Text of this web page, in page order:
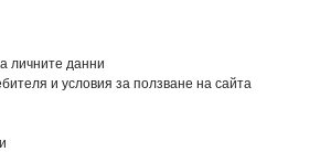
личните данни
и условия за ползване на сайта